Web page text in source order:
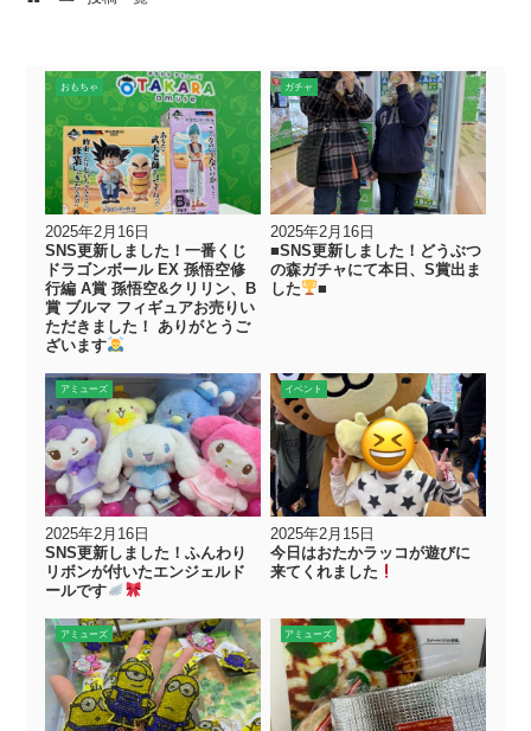
おもちゃ
2025年2月16日
SNS更新しました！一番くじ
ドラゴンボール EX 孫悟空修
行編 A賞 孫悟空&クリリン、B
賞 ブルマ フィギュアお売りい
ただきました！ ありがとうご
ざいます
ガチャ
2025年2月16日
■SNS更新しました！どうぶつ
の森ガチャにて本日、S賞出ま
した
■
アミューズ
2025年2月16日
SNS更新しました！ふんわり
リボンが付いたエンジェルド
ールです
イベント
2025年2月15日
今日はおたかラッコが遊びに
来てくれました
アミューズ アミューズ